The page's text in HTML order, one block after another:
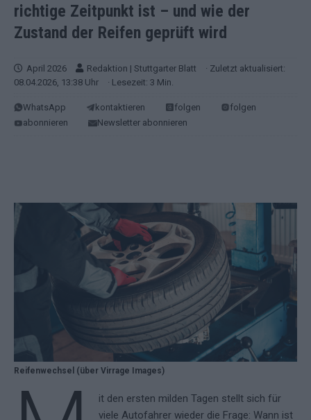
richtige Zeitpunkt ist – und wie der
Zustand der Reifen geprüft wird
April 2026 Redaktion | Stuttgarter Blatt
· Zuletzt aktualisiert:
08.04.2026, 13:38 Uhr
· Lesezeit: 3 Min.
WhatsApp kontaktieren folgen
folgen
abonnieren
Newsletter abonnieren
Reifenwechsel (über Virrage Images)
it den ersten milden Tagen stellt sich für
viele Autofahrer wieder die Frage: Wann ist